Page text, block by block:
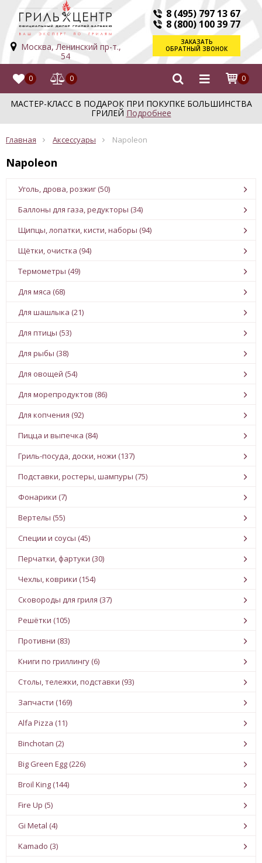
Москва, Ленинский пр-т.,
54
8 (495) 797 13 67
8 (800) 100 39 77
ЗАКАЗАТЬ
ОБРАТНЫЙ ЗВОНОК
0 0 0
МАСТЕР-КЛАСС В ПОДАРОК ПРИ ПОКУПКЕ БОЛЬШИНСТВА
ГРИЛЕЙ Подробнее
Главная Аксессуары Napoleon
Napoleon
Уголь, дрова, розжиг (50)
Баллоны для газа, редукторы (34)
Щипцы, лопатки, кисти, наборы (94)
Щётки, очистка (94)
Термометры (49)
Для мяса (68)
Для шашлыка (21)
Для птицы (53)
Для рыбы (38)
Для овощей (54)
Для морепродуктов (86)
Для копчения (92)
Пицца и выпечка (84)
Гриль-посуда, доски, ножи (137)
Подставки, ростеры, шампуры (75)
Фонарики (7)
Вертелы (55)
Специи и соусы (45)
Перчатки, фартуки (30)
Чехлы, коврики (154)
Сковороды для гриля (37)
Решётки (105)
Противни (83)
Книги по гриллингу (6)
Столы, тележки, подставки (93)
Запчасти (169)
Alfa Pizza (11)
Binchotan (2)
Big Green Egg (226)
Broil King (144)
Fire Up (5)
Gi Metal (4)
Kamado (3)